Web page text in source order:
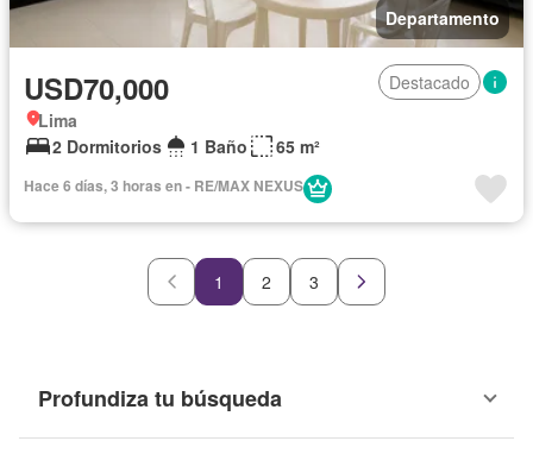
Departamento
USD70,000
Destacado
Lima
2 Dormitorios
1 Baño 65 m²
Hace 6 días, 3 horas en - RE/MAX NEXUS
1 2 3
Profundiza tu búsqueda